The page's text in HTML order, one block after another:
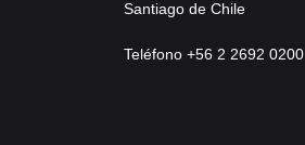
Santiago de Chile
Teléfono +56 2 2692 0200